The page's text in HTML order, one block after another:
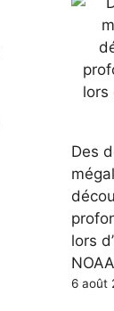
Des
lors
NOAA
6 août